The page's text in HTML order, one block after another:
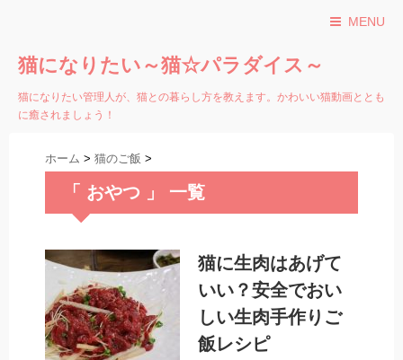
MENU
猫になりたい～猫☆パラダイス～
猫になりたい管理人が、猫との暮らし方を教えます。かわいい猫動画ととも
に癒されましょう！
ホーム > 猫のご飯 >
「 おやつ 」 一覧
猫に生肉はあげて
いい？安全でおい
しい生肉手作りご
飯レシピ